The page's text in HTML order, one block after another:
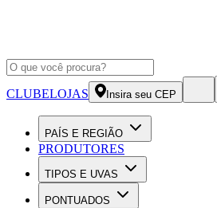
CLUBELOJAS Insira seu CEP
PAÍS E REGIÃO
PRODUTORES
TIPOS E UVAS
PONTUADOS